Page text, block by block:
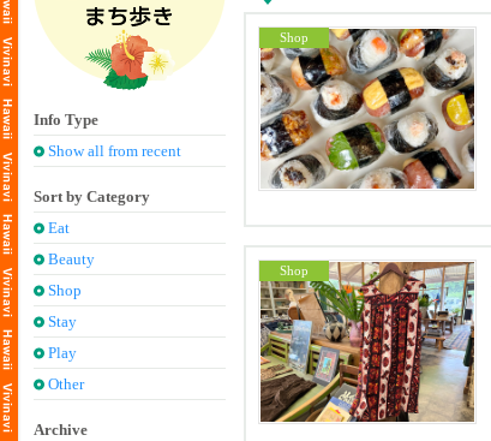
Info Type
Show all from recent
Sort by Category
Eat
Beauty
Shop
Stay
Play
Other
Archive
Shop
Shop